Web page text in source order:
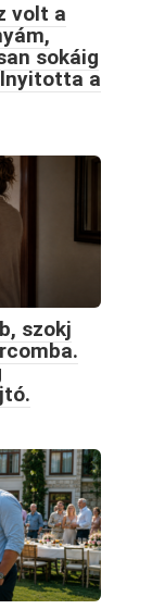
volt a
sokáig
a
szokj